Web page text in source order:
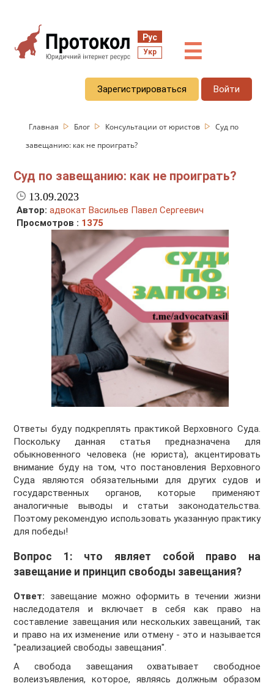
Рус
Укр ☰
Зарегистрироваться Войти
Главная Блог Консультации от юристов
Суд по
завещанию: как не проиграть?
Суд по завещанию: как не проиграть?
13.09.2023
Автор: адвокат Васильев Павел Сергеевич
Просмотров : 1375
Ответы буду подкреплять практикой Верховного Суда.
Поскольку данная статья предназначена для
обыкновенного человека (не юриста), акцентировать
внимание буду на том, что постановления Верховного
Суда являются обязательными для других судов и
государственных органов, которые применяют
аналогичные выводы и статьи законодательства.
Поэтому рекомендую использовать указанную практику
для победы!
Вопрос 1: что являет собой право на
завещание и принцип свободы завещания?
Ответ: завещание можно оформить в течении жизни
наследодателя и включает в себя как право на
составление завещания или нескольких завещаний, так
и право на их изменение или отмену - это и называется
"реализацией свободы завещания".
А свобода завещания охватывает свободное
волеизъявления, которое, являясь должным образом